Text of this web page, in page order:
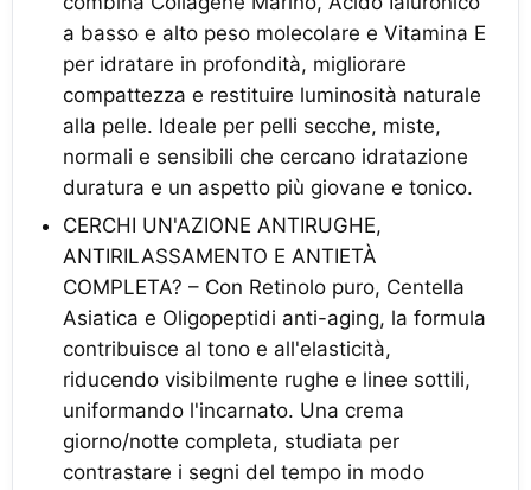
a basso e alto peso molecolare e Vitamina E
per idratare in profondità, migliorare
compattezza e restituire luminosità naturale
alla pelle. Ideale per pelli secche, miste,
normali e sensibili che cercano idratazione
duratura e un aspetto più giovane e tonico.
CERCHI UN'AZIONE ANTIRUGHE,
ANTIRILASSAMENTO E ANTIETÀ
COMPLETA? – Con Retinolo puro, Centella
Asiatica e Oligopeptidi anti-aging, la formula
contribuisce al tono e all'elasticità,
riducendo visibilmente rughe e linee sottili,
uniformando l'incarnato. Una crema
giorno/notte completa, studiata per
contrastare i segni del tempo in modo